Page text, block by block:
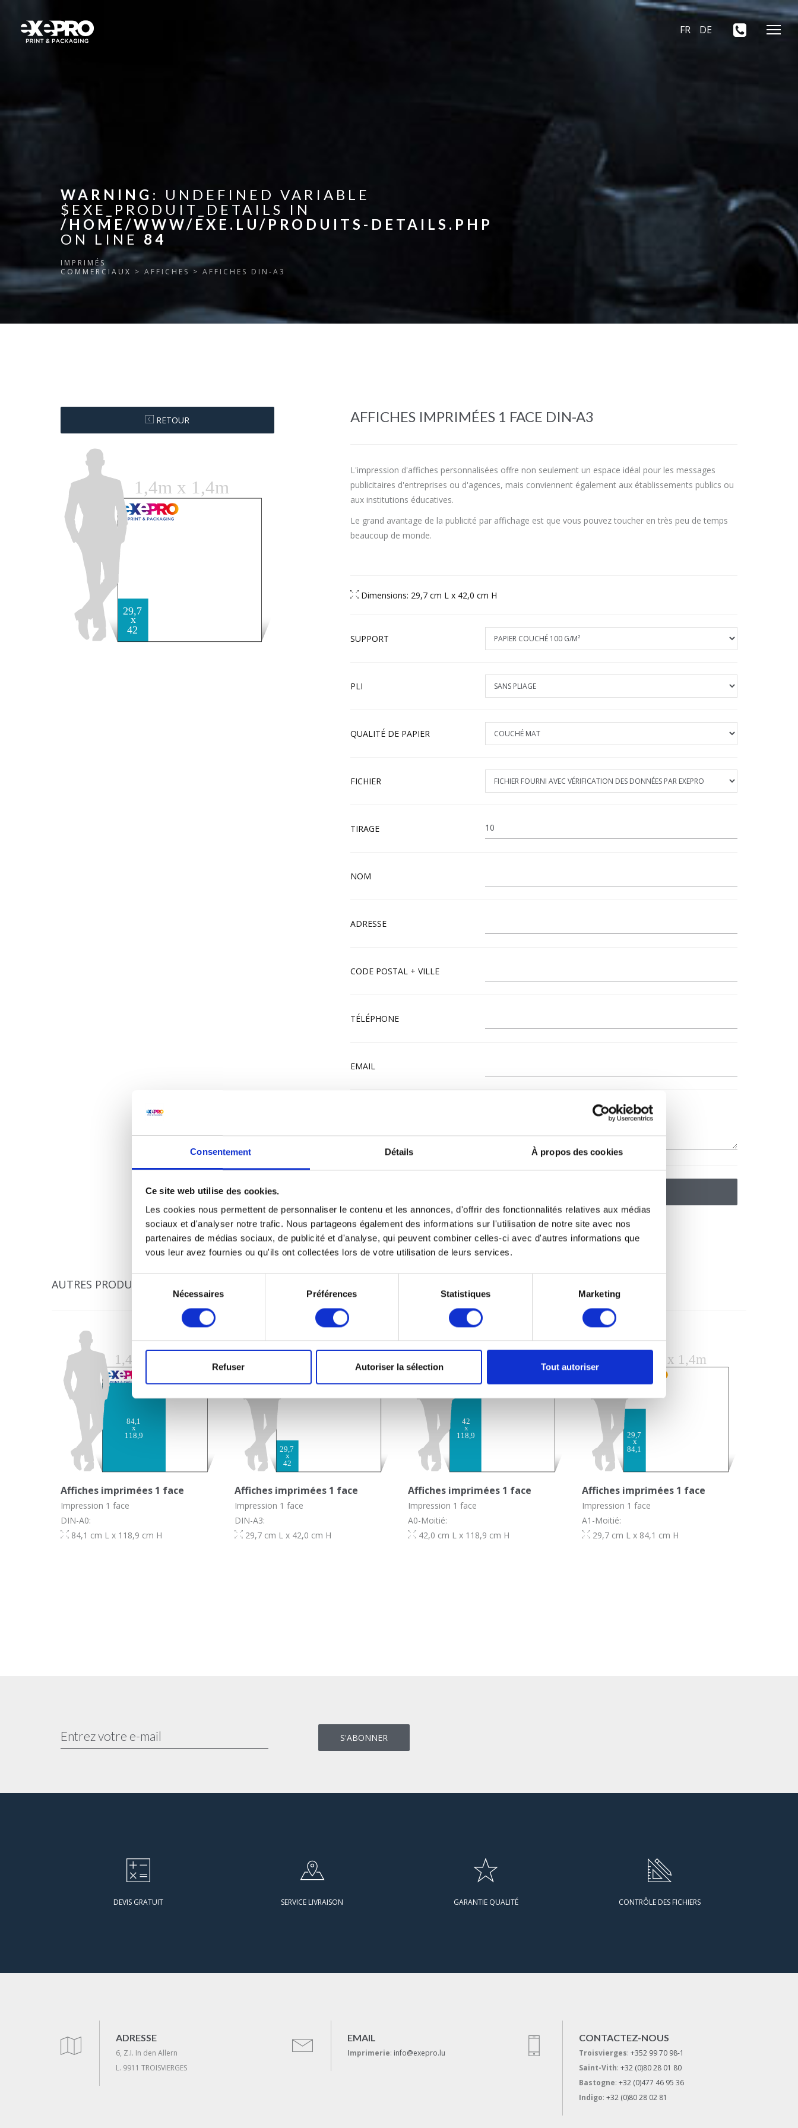
Consentement Détails À propos des cookies
Ce site web utilise des cookies.
Les cookies nous permettent de personnaliser le contenu et les annonces, d'offrir des fonctionnalités relatives aux médias
sociaux et d'analyser notre trafic. Nous partageons également des informations sur l'utilisation de notre site avec nos
partenaires de médias sociaux, de publicité et d'analyse, qui peuvent combiner celles-ci avec d'autres informations que
vous leur avez fournies ou qu'ils ont collectées lors de votre utilisation de leurs services.
consentement
Nécessaires Préférences Statistiques Marketing
Refuser Autoriser la sélection Tout autoriser
FR DE
WARNING : UNDEFINED VARIABLE
$EXE_PRODUIT_DETAILS IN
/HOME/WWW/EXE.LU/PRODUITS-DETAILS.PHP
ON LINE 84
IMPRIMÉS
COMMERCIAUX > AFFICHES > AFFICHES DIN-A3
RETOUR AFFICHES IMPRIMÉES 1 FACE DIN-A3
L'impression d'affiches personnalisées offre non seulement un espace idéal pour les messages
publicitaires d'entreprises ou d'agences, mais conviennent également aux établissements publics ou
aux institutions éducatives.
Le grand avantage de la publicité par affichage est que vous pouvez toucher en très peu de temps
beaucoup de monde.
Dimensions: 29,7 cm L x 42,0 cm H
SUPPORT
PLI
QUALITÉ DE PAPIER
FICHIER
TIRAGE
NOM
ADRESSE
CODE POSTAL + VILLE
TÉLÉPHONE
EMAIL
AUTRES PRODUITS DANS CETTE CATÉGORIE
Affiches imprimées 1 face
Impression 1 face
DIN-A0:
84,1 cm L x 118,9 cm H
Affiches imprimées 1 face
Impression 1 face
DIN-A3:
29,7 cm L x 42,0 cm H
Affiches imprimées 1 face
Impression 1 face
A0-Moitié:
42,0 cm L x 118,9 cm H
Affiches imprimées 1 face
Impression 1 face
A1-Moitié:
29,7 cm L x 84,1 cm H
DEVIS GRATUIT SERVICE LIVRAISON GARANTIE QUALITÉ CONTRÔLE DES FICHIERS
ADRESSE
6, Z.I. In den Allern
L. 9911 TROISVIERGES
EMAIL
Imprimerie: info@exepro.lu
CONTACTEZ-NOUS
Troisvierges: +352 99 70 98-1
Saint-Vith: +32 (0)80 28 01 80
Bastogne: +32 (0)477 46 95 36
Indigo: +32 (0)80 28 02 81